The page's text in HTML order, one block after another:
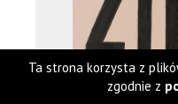
Ta strona korzysta z
zgodnie z